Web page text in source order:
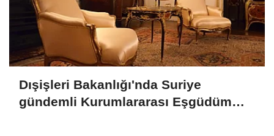
Dışişleri Bakanlığı'nda Suriye
gündemli Kurumlararası Eşgüdüm